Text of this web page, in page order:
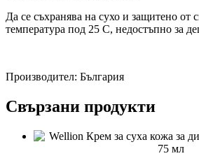
Да се съхранява на сухо и защитено от
температура под 25 С, недостъпно за
Производител: България
Свързани продукти